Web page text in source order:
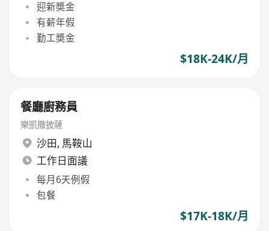
迎新奬金
有薪年假
勤工奬金
$18K-24K/月
餐廳廚務員
樂凱撒披薩
沙田, 馬鞍山
工作日面議
每月6天例假
包餐
$17K-18K/月